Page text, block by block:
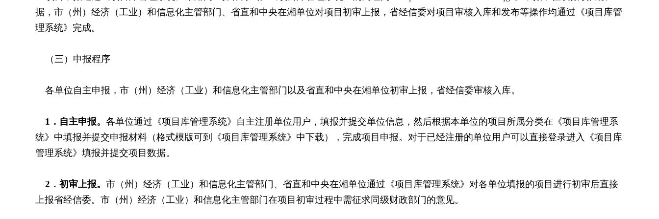
据，市（州）经济（工业）和信息化主管部门、省直和中央在湘单位对项目初审上报，省经信委对项目审核入库和发布等操作均通过《项目库管
理系统》完成。
（三）申报程序
各单位自主申报，市（州）经济（工业）和信息化主管部门以及省直和中央在湘单位初审上报，省经信委审核入库。
1 ．自主申报。 各单位通过《项目库管理系统》自主注册单位用户，填报并提交单位信息，然后根据本单位的项目所属分类在《项目库管理系
统》中填报并提交申报材料（格式模版可到《项目库管理系统》中下载），完成项目申报。对于已经注册的单位用户可以直接登录进入《项目库
管理系统》填报并提交项目数据。
2 ．初审上报。 市（州）经济（工业）和信息化主管部门、省直和中央在湘单位通过《项目库管理系统》对各单位填报的项目进行初审后直接
上报省经信委。市（州）经济（工业）和信息化主管部门在项目初审过程中需征求同级财政部门的意见。